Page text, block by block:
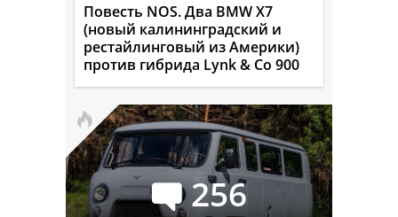
Повесть NOS. Два BMW X7
(новый калининградский и
рестайлинговый из Америки)
против гибрида Lynk & Co 900
256